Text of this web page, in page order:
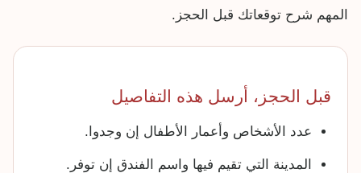
المهم شرح توقعاتك قبل الحجز.
قبل الحجز، أرسل هذه التفاصيل
عدد الأشخاص وأعمار الأطفال إن وجدوا.
المدينة التي تقيم فيها واسم الفندق إن توفر.